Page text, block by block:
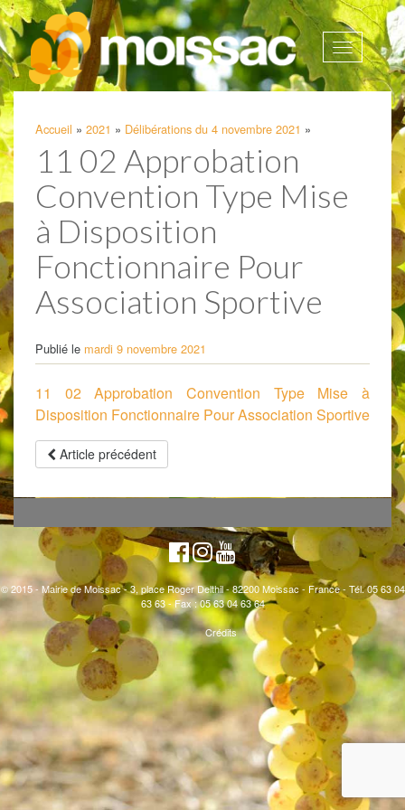
Afficher
la
Accueil » 2021 » Délibérations du 4 novembre 2021 »
11 02 Approbation
Convention Type Mise
à Disposition
Fonctionnaire Pour
Association Sportive
Publié le mardi 9 novembre 2021
11 02 Approbation Convention Type Mise à
Disposition Fonctionnaire Pour Association Sportive
Article précédent
© 2015 - Mairie de Moissac - 3, place Roger Delthil - 82200 Moissac - France - Tél. 05 63 04
63 63 - Fax : 05 63 04 63 64
Crédits